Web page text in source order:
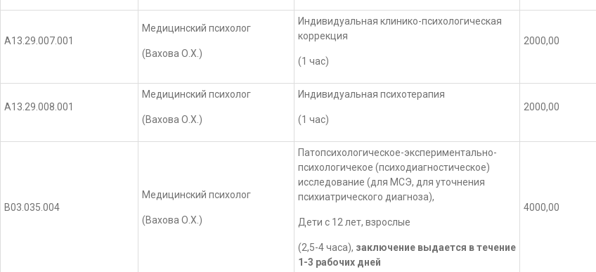
А13.29.007.001
Медицинский психолог
(Вахова О.Х.)
Индивидуальная клинико-психологическая
коррекция
(1 час)
2000,00
А13.29.008.001
Медицинский психолог
(Вахова О.Х.)
Индивидуальная психотерапия
(1 час)
2000,00
В03.035.004
Медицинский психолог
(Вахова О.Х.)
Патопсихологическое-экспериментально-
психологичекое (психодиагностическое)
исследование (для МСЭ, для уточнения
психиатрического диагноза),
Дети с 12 лет, взрослые
(2,5-4 часа), заключение выдается в течение
1-3 рабочих дней
4000,00